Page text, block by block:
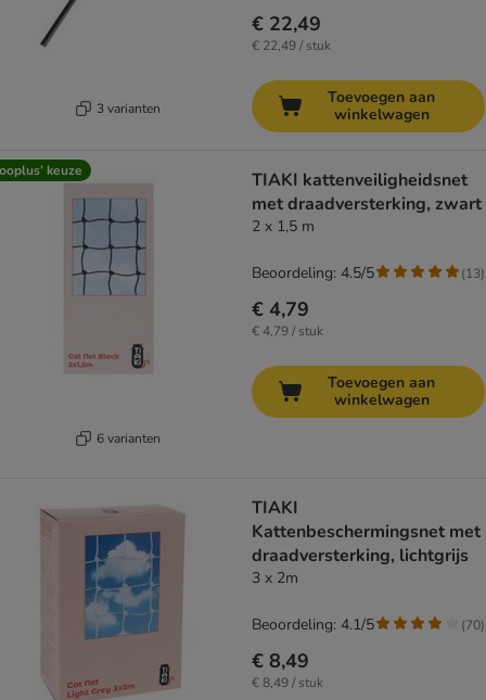
3 varianten
€ 22,49
€ 22,49 / stuk
Toevoegen aan
winkelwagen
keuze
6 varianten
TIAKI kattenveiligheidsnet
met draadversterking, zwart
2 x 1,5 m
€ 4,79
€ 4,79 / stuk
Beoordeling: 4.5/5 (13)
Toevoegen aan
winkelwagen
TIAKI
Kattenbeschermingsnet met
draadversterking, lichtgrijs
3 x 2m
€ 8,49
€ 8,49 / stuk
Beoordeling: 4.1/5 (70)